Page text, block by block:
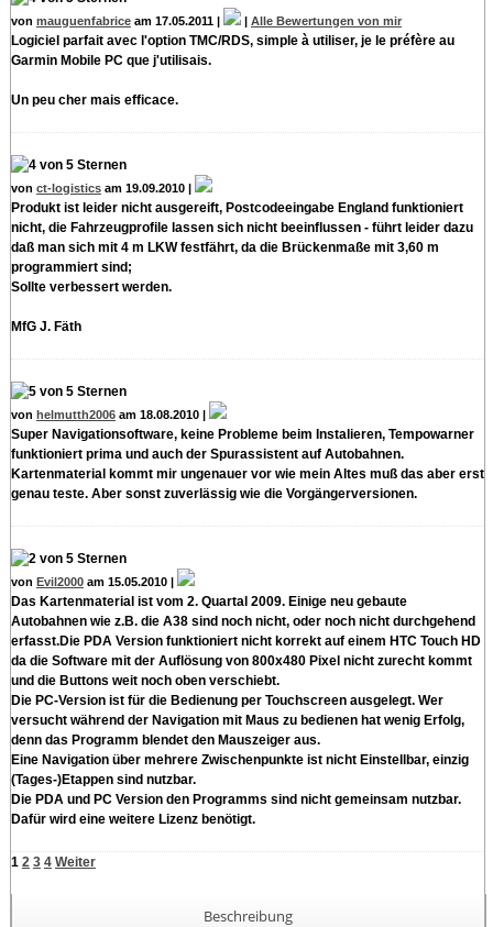
von mauguenfabriceam 17.05.2011 | | Alle Bewertungen von mir
Logiciel parfait avec l'option TMC/RDS, simple à utiliser, je le préfère au
Garmin Mobile PC que j'utilisais.
Un peu cher mais efficace.
von ct-logisticsam 19.09.2010 |
Produkt ist leider nicht ausgereift, Postcodeeingabe England funktioniert
nicht, die Fahrzeugprofile lassen sich nicht beeinflussen - führt leider dazu
daß man sich mit 4 m LKW festfährt, da die Brückenmaße mit 3,60 m
programmiert sind;
Sollte verbessert werden.
MfG J. Fäth
von helmutth2006am 18.08.2010 |
Super Navigationsoftware, keine Probleme beim Instalieren, Tempowarner
funktioniert prima und auch der Spurassistent auf Autobahnen.
Kartenmaterial kommt mir ungenauer vor wie mein Altes muß das aber erst
genau teste. Aber sonst zuverlässig wie die Vorgängerversionen.
von Evil2000am 15.05.2010 |
Das Kartenmaterial ist vom 2. Quartal 2009. Einige neu gebaute
Autobahnen wie z.B. die A38 sind noch nicht, oder noch nicht durchgehend
erfasst.Die PDA Version funktioniert nicht korrekt auf einem HTC Touch HD
da die Software mit der Auflösung von 800x480 Pixel nicht zurecht kommt
und die Buttons weit noch oben verschiebt.
Die PC-Version ist für die Bedienung per Touchscreen ausgelegt. Wer
versucht während der Navigation mit Maus zu bedienen hat wenig Erfolg,
denn das Programm blendet den Mauszeiger aus.
Eine Navigation über mehrere Zwischenpunkte ist nicht Einstellbar, einzig
(Tages-)Etappen sind nutzbar.
Die PDA und PC Version den Programms sind nicht gemeinsam nutzbar.
Dafür wird eine weitere Lizenz benötigt.
1 2 3 4 Weiter
Beschreibung